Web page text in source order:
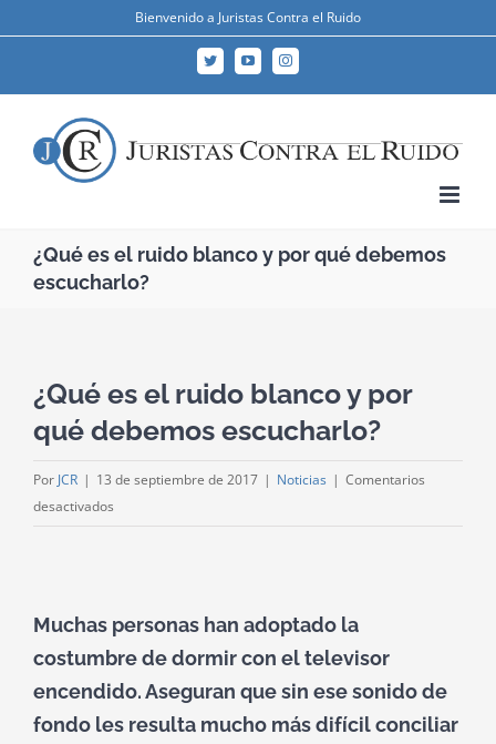
Bienvenido a Juristas Contra el Ruido
TwitterYouTubeInstagram
¿Qué es el ruido blanco y por qué debemos
escucharlo?
¿Qué es el ruido blanco y por
qué debemos escucharlo?
Por JCR | 13 de septiembre de 2017 | Noticias | Comentarios
desactivados
blanco
y
por
qué
Muchas personas han adoptado la
costumbre de dormir con el televisor
encendido. Aseguran que sin ese sonido de
fondo les resulta mucho más difícil conciliar